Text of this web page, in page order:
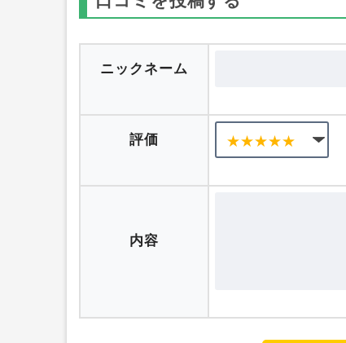
口コミを投稿する
ニックネーム
内容